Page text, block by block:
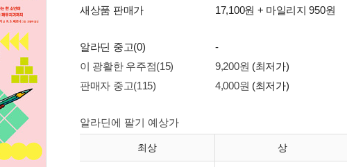
새상품 판매가
17,100원 + 마일리지 950원
알라딘 중고(0)
-
이 광활한 우주점(15)
9,200원 (최저가)
판매자 중고(115)
4,000원 (최저가)
알라딘에 팔기 예상가
최상 상